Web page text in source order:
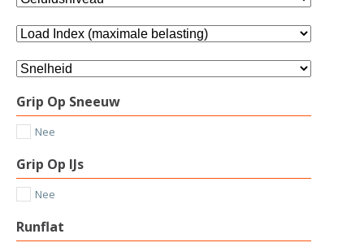
Grip Op Sneeuw
Nee
Grip Op IJs
Nee
Runflat